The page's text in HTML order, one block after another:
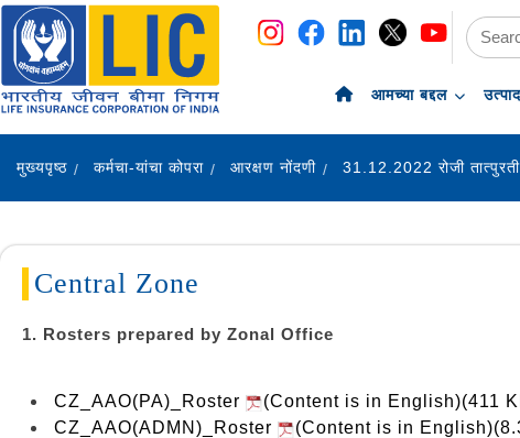
navigation
skip-to-content
आमच्या बद्दल
मुख्यपृष्ठ कर्मचा-यांचा कोपरा आरक्षण नोंदणी 31.12.2022 रोजी
Central Zone
1. Rosters prepared by Zonal Office
CZ_AAO(PA)_Roster (Content is in English)(411
CZ_AAO(ADMN)_Roster
(Content is in